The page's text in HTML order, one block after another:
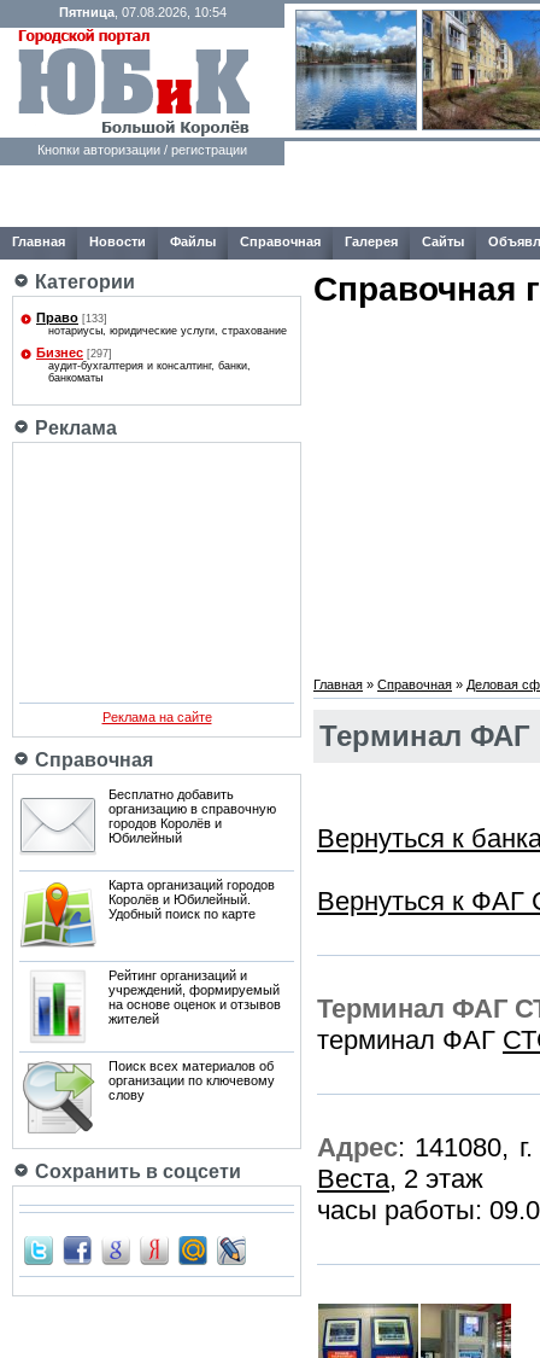
Пятница, 07.08.2026, 10:54
Кнопки авторизации / регистрации
Главная Новости Файлы Справочная Галерея Сайты
Категории
Право [133]
нотариусы, юридические услуги, страхование
Бизнес [297]
аудит-бухгалтерия и консалтинг, банки,
банкоматы
Реклама
Реклама на сайте
Справочная
Бесплатно добавить
организацию в справочную
городов Королёв и
Юбилейный
Карта организаций городов
Королёв и Юбилейный.
Удобный поиск по карте
Рейтинг организаций и
учреждений, формируемый
на основе оценок и отзывов
жителей
Поиск всех материалов об
организации по ключевому
слову
Сохранить в соцсети
Справочная
Главная » Справочная » Деловая
Терминал
Вернуться к
Вернуться к ФАГ
Терминал ФАГ
терминал ФАГ
Адрес: 141080,
Веста, 2 этаж
часы работы: